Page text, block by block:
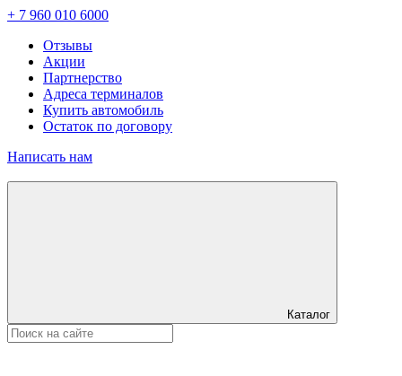
+ 7 960 010 6000
Отзывы
Акции
Партнерство
Адреса терминалов
Купить автомобиль
Остаток по договору
Написать нам
Каталог